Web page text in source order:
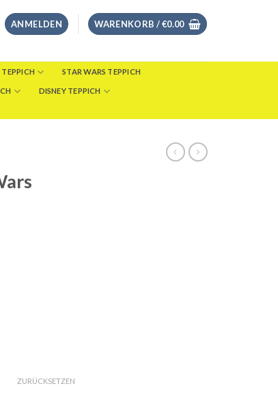
ANMELDEN WARENKORB /€0.00
STAR WARS TEPPICH
DISNEY TEPPICH
ZURÜCKSETZEN